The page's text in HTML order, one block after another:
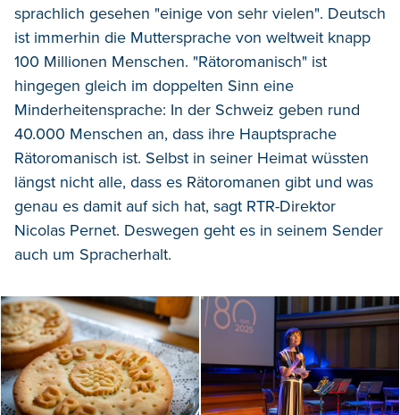
sprachlich gesehen "einige von sehr vielen". Deutsch
ist immerhin die Muttersprache von weltweit knapp
100 Millionen Menschen. "Rätoromanisch" ist
hingegen gleich im doppelten Sinn eine
Minderheitensprache: In der Schweiz geben rund
40.000 Menschen an, dass ihre Hauptsprache
Rätoromanisch ist. Selbst in seiner Heimat wüssten
längst nicht alle, dass es Rätoromanen gibt und was
genau es damit auf sich hat, sagt RTR-Direktor
Nicolas Pernet. Deswegen geht es in seinem Sender
auch um Spracherhalt.